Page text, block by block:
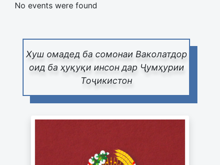
Хуш омадед ба сомонаи Ваколатдор
оид ба ҳуқуқи инсон дар Ҷумҳурии
Тоҷикистон
No events were found